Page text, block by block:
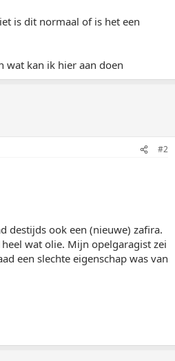
is dit normaal of is het een
wat kan ik hier aan doen
#2
destijds ook een (nieuwe) zafira.
wat olie. Mijn opelgaragist zei
een slechte eigenschap was van